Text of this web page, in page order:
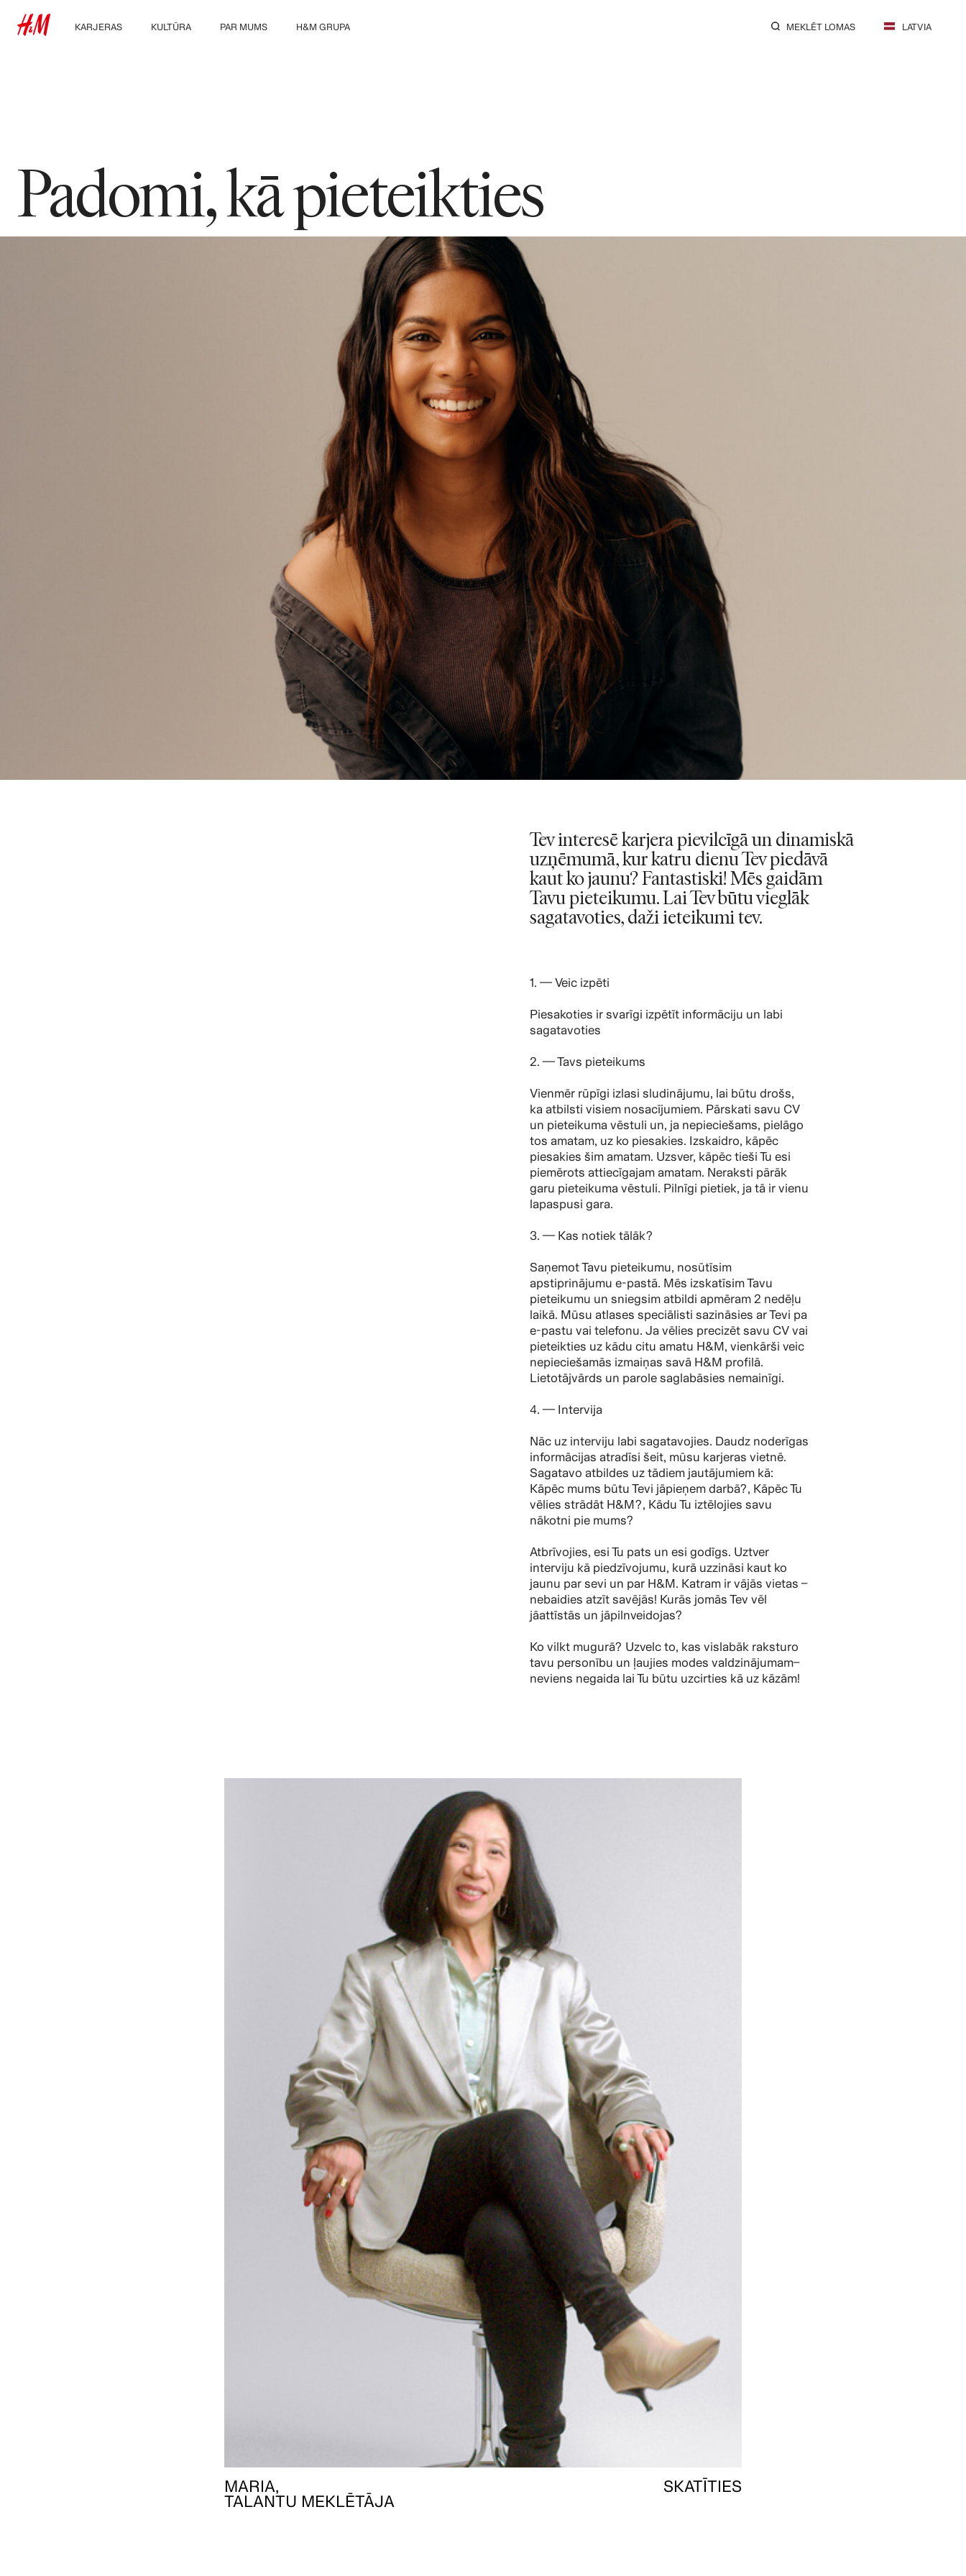
KARJERAS
KULTŪRA
PAR MUMS
H&M GRUPA
MEKLĒT LOMAS LATVIA
Padomi, kā pieteikties
Tev interesē karjera pievilcīgā un dinamiskā
uzņēmumā, kur katru dienu Tev piedāvā
kaut ko jaunu? Fantastiski! Mēs gaidām
Tavu pieteikumu. Lai Tev būtu vieglāk
sagatavoties, daži ieteikumi tev.
1. — Veic izpēti
Piesakoties ir svarīgi izpētīt informāciju un labi
sagatavoties
2. — Tavs pieteikums
Vienmēr rūpīgi izlasi sludinājumu, lai būtu drošs,
ka atbilsti visiem nosacījumiem. Pārskati savu CV
un pieteikuma vēstuli un, ja nepieciešams, pielāgo
tos amatam, uz ko piesakies. Izskaidro, kāpēc
piesakies šim amatam. Uzsver, kāpēc tieši Tu esi
piemērots attiecīgajam amatam. Neraksti pārāk
garu pieteikuma vēstuli. Pilnīgi pietiek, ja tā ir vienu
lapaspusi gara.
3. — Kas notiek tālāk?
Saņemot Tavu pieteikumu, nosūtīsim
apstiprinājumu e-pastā. Mēs izskatīsim Tavu
pieteikumu un sniegsim atbildi apmēram 2 nedēļu
laikā. Mūsu atlases speciālisti sazināsies ar Tevi pa
e-pastu vai telefonu. Ja vēlies precizēt savu CV vai
pieteikties uz kādu citu amatu H&M, vienkārši veic
nepieciešamās izmaiņas savā H&M profilā.
Lietotājvārds un parole saglabāsies nemainīgi.
4. — Intervija
Nāc uz interviju labi sagatavojies. Daudz noderīgas
informācijas atradīsi šeit, mūsu karjeras vietnē.
Sagatavo atbildes uz tādiem jautājumiem kā:
Kāpēc mums būtu Tevi jāpieņem darbā?, Kāpēc Tu
vēlies strādāt H&M?, Kādu Tu iztēlojies savu
nākotni pie mums?
Atbrīvojies, esi Tu pats un esi godīgs. Uztver
interviju kā piedzīvojumu, kurā uzzināsi kaut ko
jaunu par sevi un par H&M. Katram ir vājās vietas –
nebaidies atzīt savējās! Kurās jomās Tev vēl
jāattīstās un jāpilnveidojas?
Ko vilkt mugurā? Uzvelc to, kas vislabāk raksturo
tavu personību un ļaujies modes valdzinājumam–
neviens negaida lai Tu būtu uzcirties kā uz kāzām!
MARIA,
TALANTU MEKLĒTĀJA
SKATĪTIES